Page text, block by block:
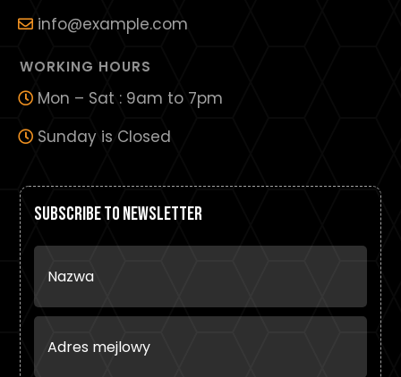
info@example.com
WORKING HOURS
Mon – Sat : 9am to 7pm
Sunday is Closed
Subscribe To Newsletter